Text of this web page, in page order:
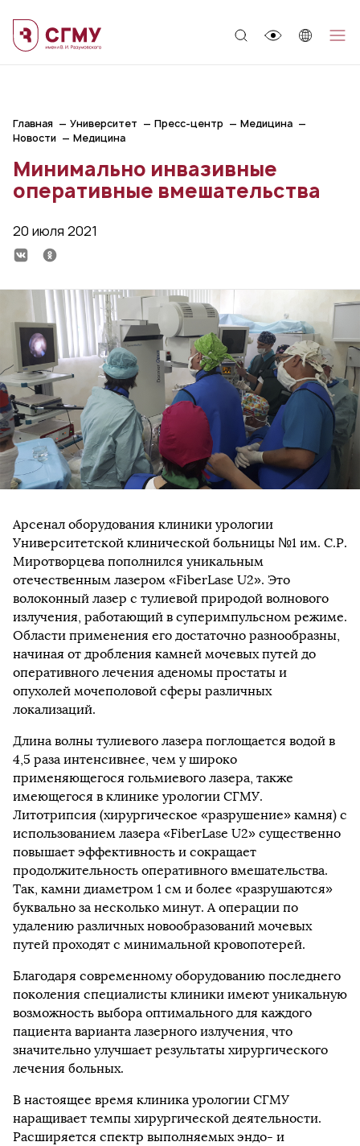
Главная Университет Пресс-центр
Медицина
Новости
Медицина
Минимально инвазивные
оперативные вмешательства
20 июля 2021
Арсенал оборудования клиники урологии
Университетской клинической больницы №1 им. С.Р.
Миротворцева пополнился уникальным
отечественным лазером «FiberLase U2». Это
волоконный лазер с тулиевой природой волнового
излучения, работающий в суперимпульсном режиме.
Области применения его достаточно разнообразны,
начиная от дробления камней мочевых путей до
оперативного лечения аденомы простаты и
опухолей мочеполовой сферы различных
локализаций.
Длина волны тулиевого лазера поглощается водой в
4,5 раза интенсивнее, чем у широко
применяющегося гольмиевого лазера, также
имеющегося в клинике урологии СГМУ.
Литотрипсия (хирургическое «разрушение» камня) с
использованием лазера «FiberLase U2» существенно
повышает эффективность и сокращает
продолжительность оперативного вмешательства.
Так, камни диаметром 1 см и более «разрушаются»
буквально за несколько минут. А операции по
удалению различных новообразований мочевых
путей проходят с минимальной кровопотерей.
Благодаря современному оборудованию последнего
поколения специалисты клиники имеют уникальную
возможность выбора оптимального для каждого
пациента варианта лазерного излучения, что
значительно улучшает результаты хирургического
лечения больных.
В настоящее время клиника урологии СГМУ
наращивает темпы хирургической деятельности.
Расширяется спектр выполняемых эндо- и